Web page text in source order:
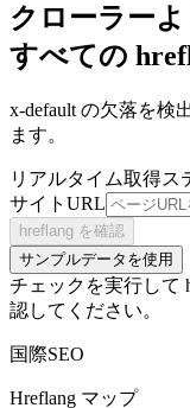
クローラー
すべての
x-default の欠落を検
ます。
リアルタイム取得ス
サイトURL
hreflang を確認
サンプルデータを使用
チェックを実行して
認してください。
国際SEO
Hreflang マップ